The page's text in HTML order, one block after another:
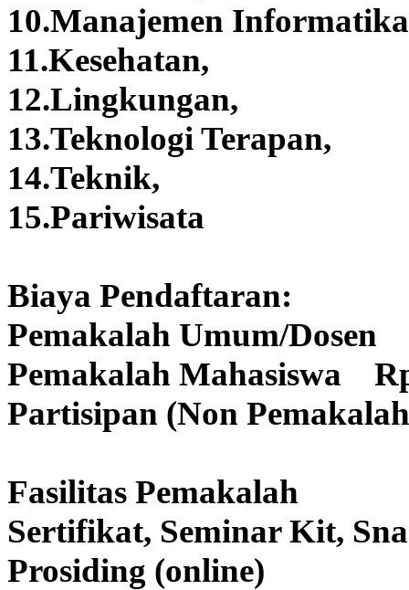
10.Manajemen
11.Kesehatan,
12.Lingkungan,
13.Teknologi Terapan,
14.Teknik,
15.Pariwisata
Biaya Pendaftaran:
Pemakalah Umum/Dosen
Pemakalah Mahasiswa
Partisipan (Non
Fasilitas Pemakalah
Sertifikat, Seminar Kit,
Prosiding (online)